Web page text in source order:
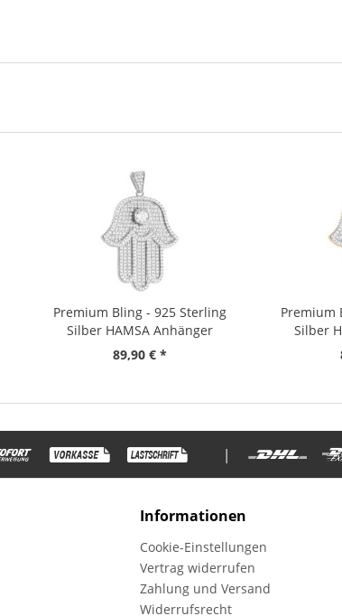
Premium Bling - 925 Sterling
Silber HAMSA Anhänger
89,90 € *
Premium
Silber
|
Informationen
Cookie-Einstellungen
Vertrag widerrufen
Zahlung und Versand
Widerrufsrecht